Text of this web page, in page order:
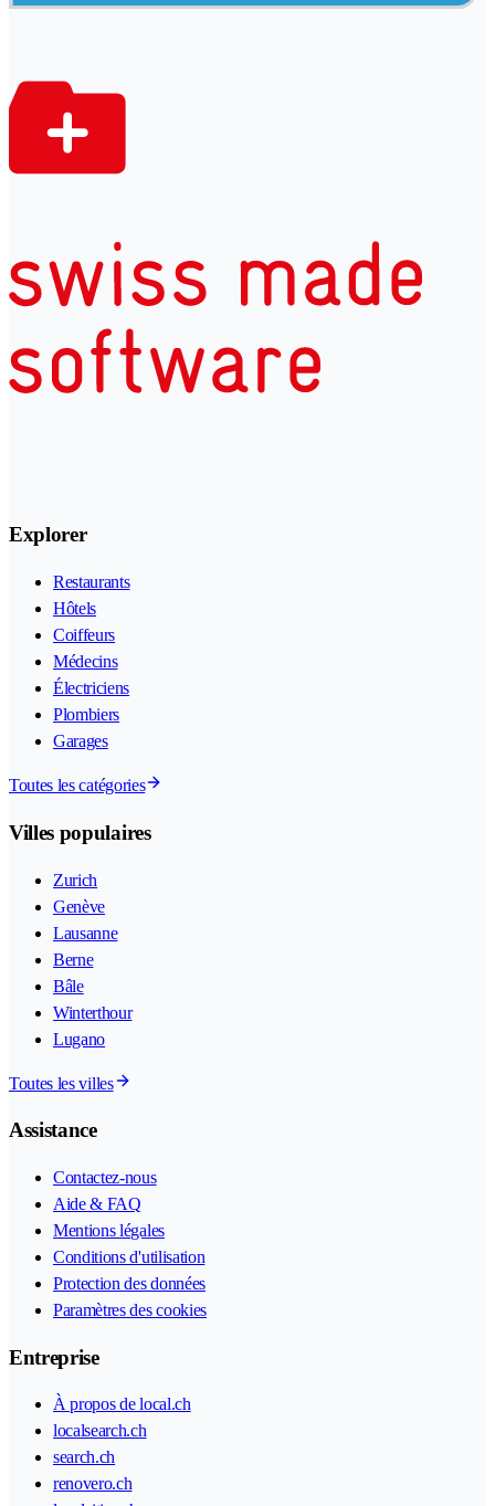
Explorer
Restaurants
Hôtels
Coiffeurs
Médecins
Électriciens
Plombiers
Garages
Toutes les catégories
Villes populaires
Zurich
Genève
Lausanne
Berne
Bâle
Winterthour
Lugano
Toutes les villes
Assistance
Contactez-nous
Aide & FAQ
Mentions légales
Conditions d'utilisation
Protection des données
Paramètres des cookies
Entreprise
À propos de local.ch
localsearch.ch
search.ch
renovero.ch